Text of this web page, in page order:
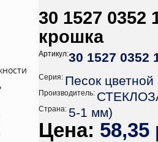
30 1527
крошка
Артикул:30 1527 0352
Серия: Песок цветной
Производитель:
Страна: 5-1 мм)
58,35